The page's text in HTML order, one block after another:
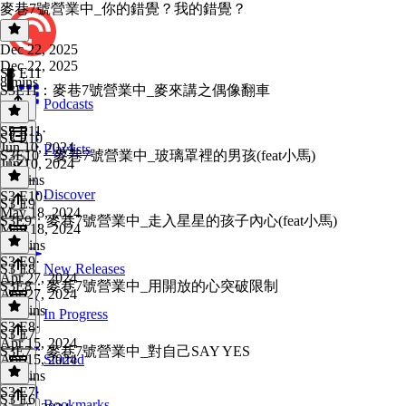
Podcasts
Playlists
Discover
New Releases
In Progress
Starred
麥巷7號營業中_你的錯覺？我的錯覺？
Dec 22, 2025
Dec 22, 2025
8 mins
S3 E11
S3E11：麥巷7號營業中_麥來講之偶像翻車
S3 E11·
Jun 10, 2024
Jun 10, 2024
11 mins
S3 E10
S3E10：麥巷7號營業中_玻璃罩裡的男孩(feat小馬)
S3 E10·
May 18, 2024
May 18, 2024
41 mins
S3 E9
S3E9：麥巷7號營業中_走入星星的孩子內心(feat小馬)
S3 E9·
Apr 27, 2024
Apr 27, 2024
33 mins
S3 E8
S3E8：麥巷7號營業中_用開放的心突破限制
S3 E8·
Apr 15, 2024
Apr 15, 2024
17 mins
S3 E7
S3E7：麥巷7號營業中_對自己SAY YES
S3 E7·
S3 E6